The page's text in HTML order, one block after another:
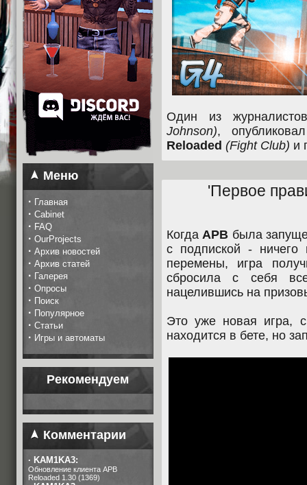
Меню
· Главная
· Cabinet
· FAQ
· OurProjects
· Архив новостей
· Архив статей
· Галерея
· Опросы
· Поиск
· Популярное
· Статьи
· Игры и автоматы
Рекомендуем
Комментарии
· KAM1KA3:
Обновление клиента APB
Reloaded 1.30 (1369)
Один из
Johnson),
Reloaded (Fight Club) и
'Первое
КогдаАРВ была
с подпиской -
перемены, игра
сбросила с себя
нацелившись на
Это уже новая игра,
находится в бете, но